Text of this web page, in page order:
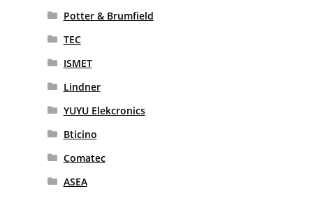
Potter & Brumfield
TEC
ISMET
Lindner
YUYU Elekcronics
Bticino
Comatec
ASEA